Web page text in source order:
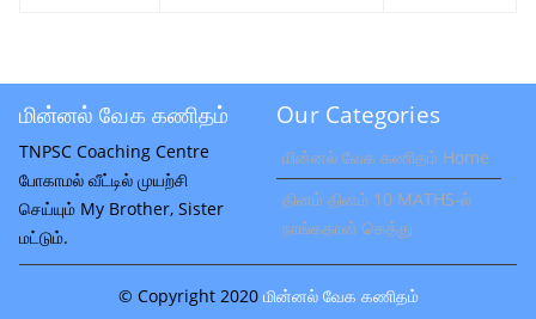
மின்னல் வேக கணிதம்
TNPSC Coaching Centre
போகாமல் வீட்டில் முயற்சி
செய்யும் My Brother, Sister
மட்டும்.
Our Categories
மின்னல் வேக கணிதம் Home
தினம் தினம் 10 MATHS-ல்
நாங்கதான் கெத்து
© Copyright 2020 மின்னல் வேக கணிதம்